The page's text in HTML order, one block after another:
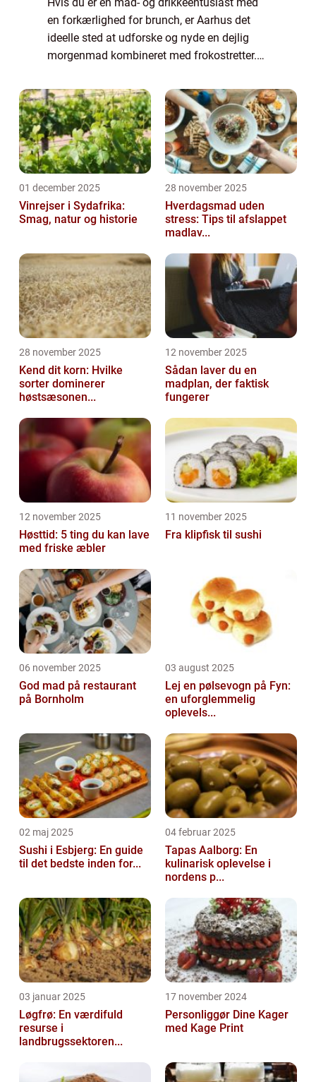
en forkærlighed for brunch, er Aarhus det
ideelle sted at udforske og nyde en dejlig
morgenmad kombineret med frokostretter.
du har brug for at vide om “Bedste...
01 december 2025
Vinrejser i Sydafrika:
Smag, natur og historie
28 november 2025
Hverdagsmad uden
stress: Tips til afslappet
madlav...
28 november 2025
Kend dit korn: Hvilke
sorter dominerer
høstsæsonen...
12 november 2025
Sådan laver du en
madplan, der faktisk
fungerer
12 november 2025
Høsttid: 5 ting du kan lave
med friske æbler
11 november 2025
Fra klipfisk til sushi
06 november 2025
God mad på restaurant
på Bornholm
03 august 2025
Lej en pølsevogn på Fyn:
en uforglemmelig
oplevels...
02 maj 2025
Sushi i Esbjerg: En guide
til det bedste inden for...
04 februar 2025
Tapas Aalborg: En
kulinarisk oplevelse i
nordens p...
03 januar 2025
Løgfrø: En værdifuld
resurse i
landbrugssektoren...
17 november 2024
Personliggør Dine Kager
med Kage Print